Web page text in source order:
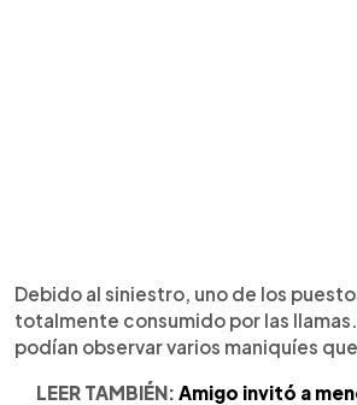
Debido al siniestro, uno de los
totalmente consumido por las llamas.
podían observar varios maniquíes
LEER TAMBIÉN: Amigo invitó a